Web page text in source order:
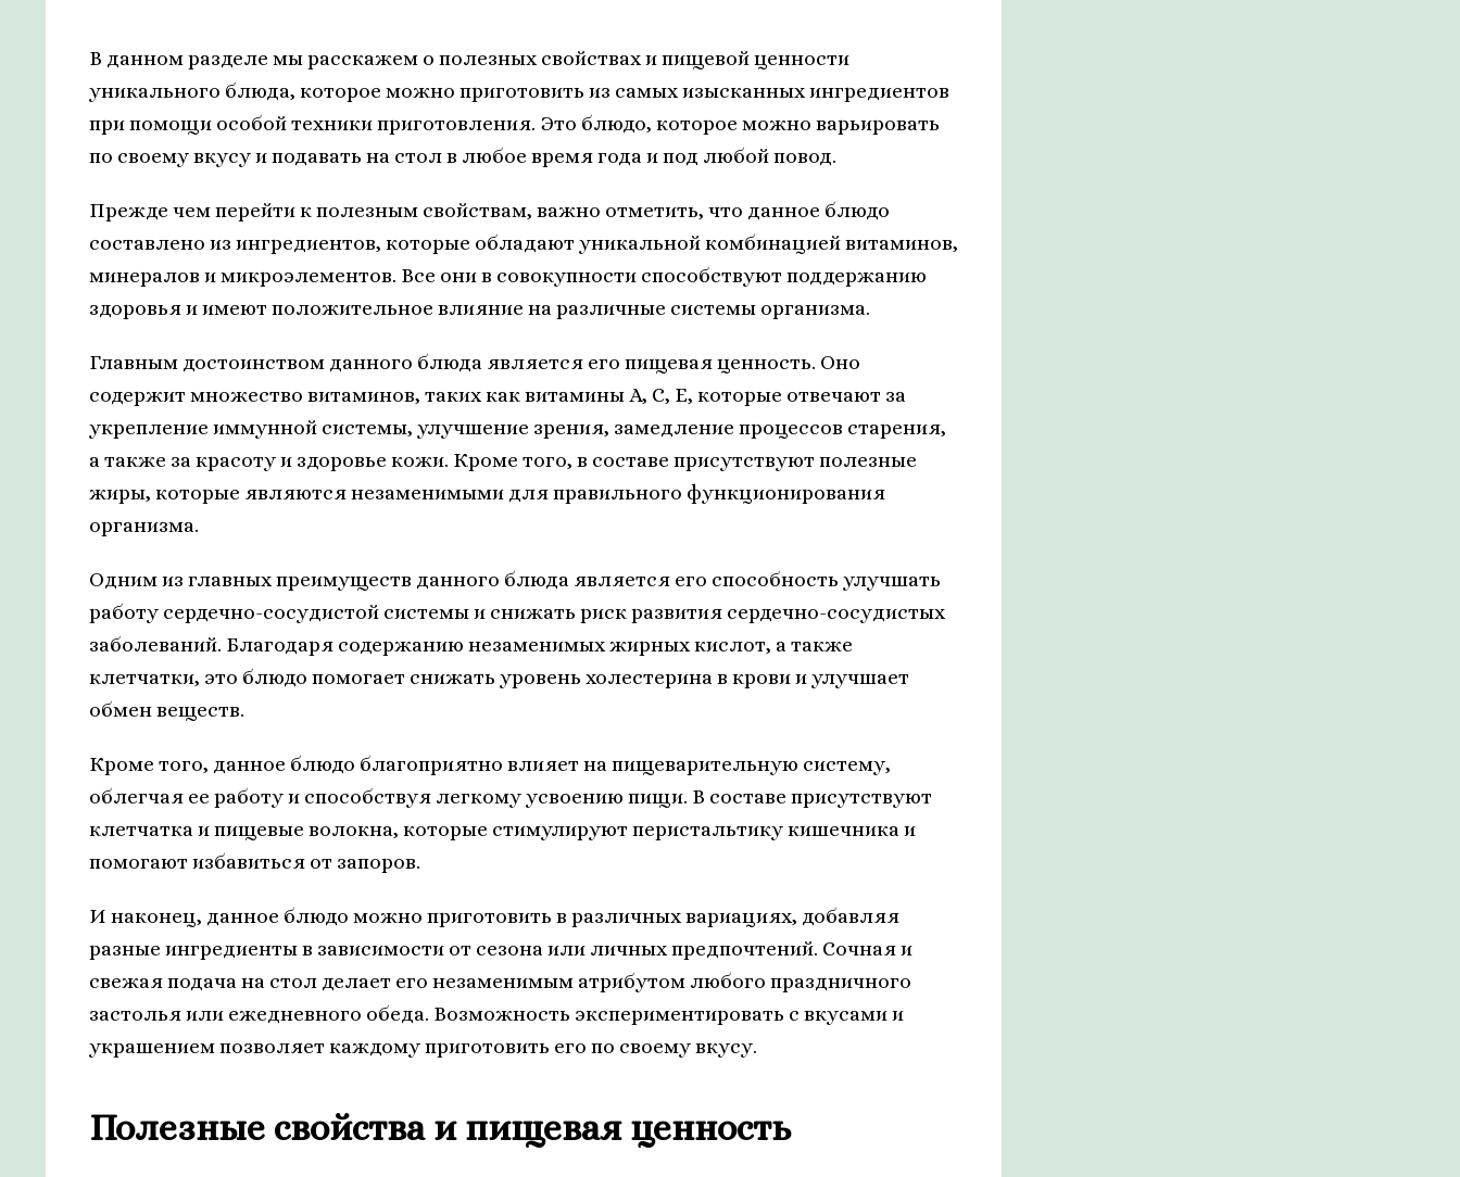
В данном разделе мы расскажем о полезных свойствах и пищевой ценности
уникального блюда, которое можно приготовить из самых изысканных ингредиентов
при помощи особой техники приготовления. Это блюдо, которое можно варьировать
по своему вкусу и подавать на стол в любое время года и под любой повод.
Прежде чем перейти к полезным свойствам, важно отметить, что данное блюдо
составлено из ингредиентов, которые обладают уникальной комбинацией витаминов,
минералов и микроэлементов. Все они в совокупности способствуют поддержанию
здоровья и имеют положительное влияние на различные системы организма.
Главным достоинством данного блюда является его пищевая ценность. Оно
содержит множество витаминов, таких как витамины А, С, Е, которые отвечают за
укрепление иммунной системы, улучшение зрения, замедление процессов старения,
а также за красоту и здоровье кожи. Кроме того, в составе присутствуют полезные
жиры, которые являются незаменимыми для правильного функционирования
организма.
Одним из главных преимуществ данного блюда является его способность улучшать
работу сердечно-сосудистой системы и снижать риск развития сердечно-сосудистых
заболеваний. Благодаря содержанию незаменимых жирных кислот, а также
клетчатки, это блюдо помогает снижать уровень холестерина в крови и улучшает
обмен веществ.
Кроме того, данное блюдо благоприятно влияет на пищеварительную систему,
облегчая ее работу и способствуя легкому усвоению пищи. В составе присутствуют
клетчатка и пищевые волокна, которые стимулируют перистальтику кишечника и
помогают избавиться от запоров.
И наконец, данное блюдо можно приготовить в различных вариациях, добавляя
разные ингредиенты в зависимости от сезона или личных предпочтений. Сочная и
свежая подача на стол делает его незаменимым атрибутом любого праздничного
застолья или ежедневного обеда. Возможность экспериментировать с вкусами и
украшением позволяет каждому приготовить его по своему вкусу.
Полезные свойства и пищевая ценность